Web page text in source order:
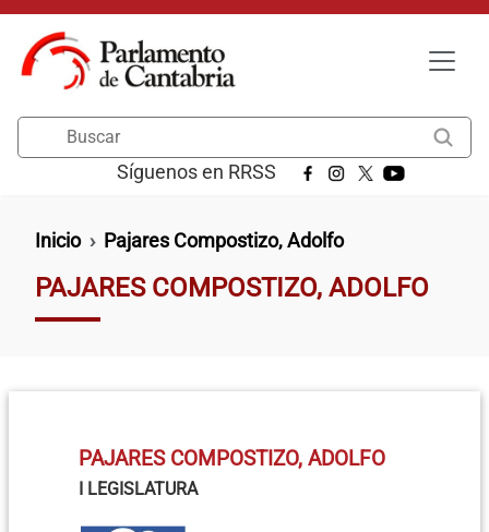
Pasar al contenido principal
Síguenos en RRSS
Ruta de navegación
Inicio Pajares Compostizo, Adolfo
PAJARES COMPOSTIZO, ADOLFO
PAJARES COMPOSTIZO, ADOLFO
I LEGISLATURA